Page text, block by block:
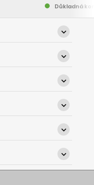
Důkladná





